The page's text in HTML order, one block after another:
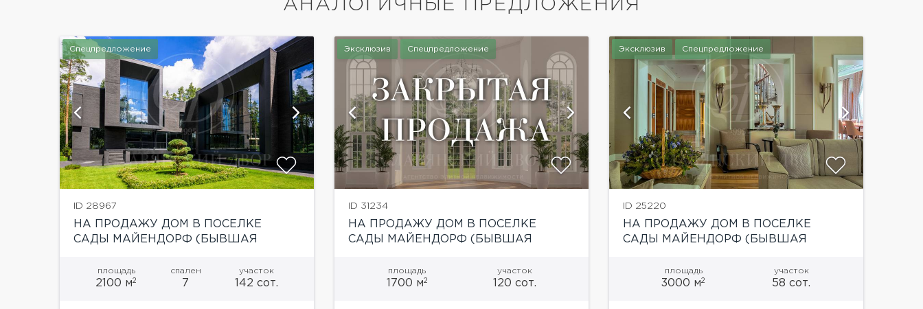
АНАЛОГИЧНЫЕ ПРЕДЛОЖЕНИЯ
Спецпредложение
ID 28967
НА ПРОДАЖУ ДОМ В ПОСЕЛКЕ
САДЫ МАЙЕНДОРФ (БЫВШАЯ
площадь
2100 м2
спален
7
участок
142 сот.
показать ещё 9 фотографий
Эксклюзив Спецпредложение
ID 31234
НА ПРОДАЖУ ДОМ В ПОСЕЛКЕ
САДЫ МАЙЕНДОРФ (БЫВШАЯ
площадь
1700 м2
участок
120 сот.
показать ещё 34 фотографии
Эксклюзив Спецпредложение
ID 25220
НА ПРОДАЖУ ДОМ В ПОСЕЛКЕ
САДЫ МАЙЕНДОРФ (БЫВШАЯ
площадь
3000 м2
участок
58 сот.